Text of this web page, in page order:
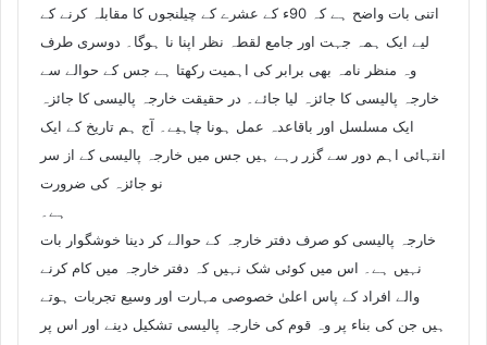
اتنی بات واضح ہے کہ 90ء کے عشرے کے چیلنجوں کا مقابلہ کرنے کے
لیے ایک ہمہ جہت اور جامع لقطہ نظر اپنا نا ہوگا۔ دوسری طرف
وہ منظر نامہ بھی برابر کی اہمیت رکھتا ہے جس کے حوالے سے
خارجہ پالیسی کا جائزہ لیا جائے۔ در حقیقت خارجہ پالیسی کا جائزہ
ایک مسلسل اور باقاعدہ عمل ہونا چاہیے۔ آج ہم تاریخ کے ایک
انتہائی اہم دور سے گزر رہے ہیں جس میں خارجہ پالیسی کے از سر
نو جائزہ کی ضرورت
ہے۔
خارجہ پالیسی کو صرف دفتر خارجہ کے حوالے کر دینا خوشگوار بات
نہیں ہے۔ اس میں کوئی شک نہیں کہ دفتر خارجہ میں کام کرنے
والے افراد کے پاس اعلیٰ خصوصی مہارت اور وسیع تجربات ہوتے
ہیں جن کی بناء پر وہ قوم کی خارجہ پالیسی تشکیل دینے اور اس پر